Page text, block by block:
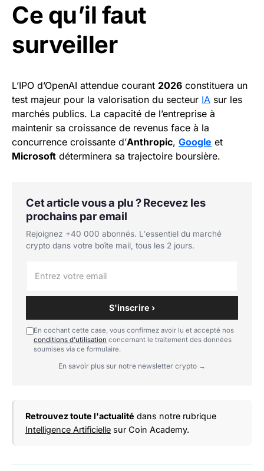
Ce qu’il faut
surveiller
L’IPO d’OpenAI attendue courant 2026 constituera un
test majeur pour la valorisation du secteur IA sur les
marchés publics. La capacité de l’entreprise à
maintenir sa croissance de revenus face à la
concurrence croissante d’Anthropic, Google et
Microsoft déterminera sa trajectoire boursière.
Cet article vous a plu ? Recevez les
prochains par email
Rejoignez +40 000 abonnés. L'essentiel du marché
crypto dans votre boîte mail, tous les 2 jours.
S'inscrire ›
En cochant cette case, vous confirmez avoir lu et accepté nos
conditions d'utilisation concernant le traitement des données
soumises via ce formulaire.
En savoir plus sur notre newsletter crypto →
Retrouvez toute l'actualité dans notre rubrique
Intelligence Artificielle sur Coin Academy.